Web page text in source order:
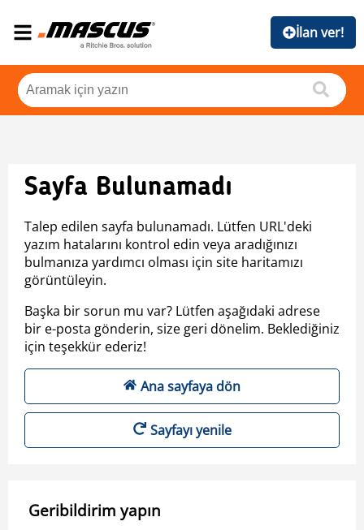
İlan ver!
Sayfa Bulunamadı
Talep edilen sayfa bulunamadı. Lütfen URL'deki
yazım hatalarını kontrol edin veya aradığınızı
bulmanıza yardımcı olması için site haritamızı
görüntüleyin.
Başka bir sorun mu var? Lütfen aşağıdaki adrese
bir e-posta gönderin, size geri dönelim. Beklediğiniz
için teşekkür ederiz!
Ana sayfaya dön
Sayfayı yenile
Geribildirim yapın